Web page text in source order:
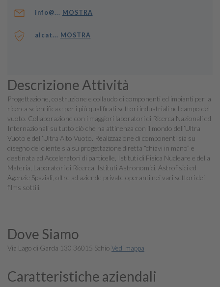
info@... MOSTRA
alcat... MOSTRA
Descrizione Attività
Progettazione, costruzione e collaudo di componenti ed impianti per la
ricerca scientifica e per i più qualificati settori industriali nel campo del
vuoto. Collaborazione con i maggiori laboratori di Ricerca Nazionali ed
Internazionali su tutto ciò che ha attinenza con il mondo dell’Ultra
Vuoto e dell’Ultra Alto Vuoto. Realizzazione di componenti sia su
disegno del cliente sia su progettazione diretta “chiavi in mano” e
destinata ad Acceleratori di particelle, Istituti di Fisica Nucleare e della
Materia, Laboratori di Ricerca, Istituti Astronomici, Astrofisici ed
Agenzie Spaziali, oltre ad aziende private operanti nei vari settori dei
films sottili.
Dove Siamo
Via Lago di Garda 130 36015 Schio Vedi mappa
Caratteristiche aziendali